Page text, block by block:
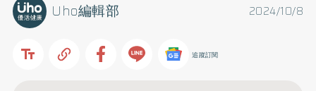
2024/10/8
Uho編輯部
追蹤訂閱